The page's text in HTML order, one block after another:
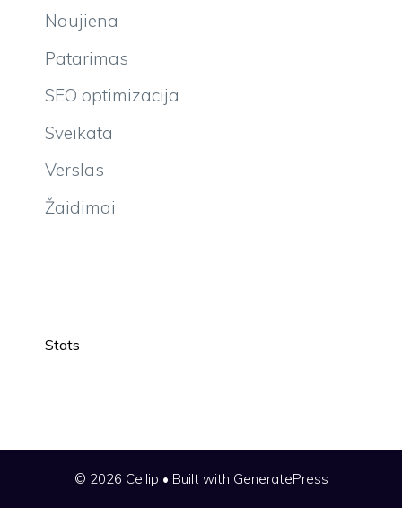
Naujiena
Patarimas
SEO optimizacija
Sveikata
Verslas
Žaidimai
Stats
© 2026 Cellip • Built with GeneratePress